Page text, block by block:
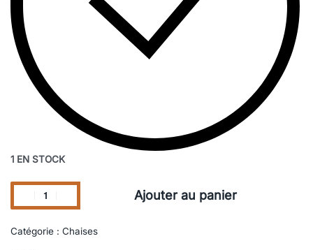
1 EN STOCK
Ajouter au panier
Catégorie : Chaises